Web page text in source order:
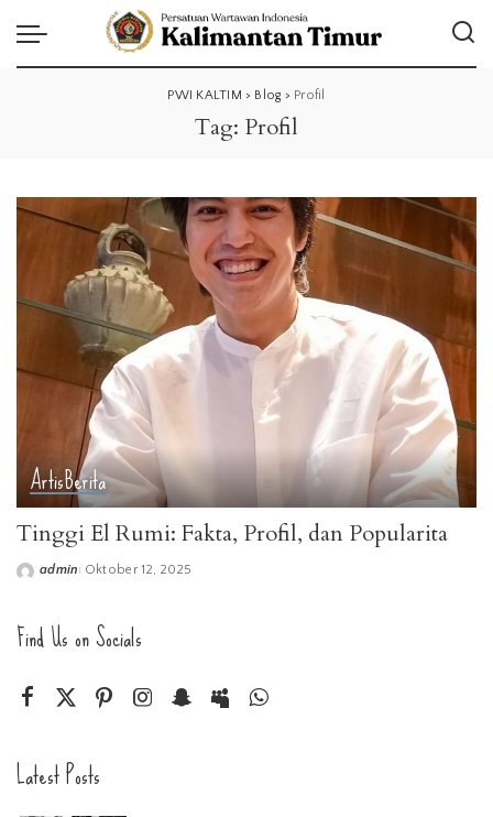
PWI KALTIM > Blog > Profil
Tag: Profil
ArtisBerita
Tinggi El Rumi: Fakta, Profil, dan Popularita
Posted
admin Oktober 12, 2025
Find Us on Socials
Latest Posts